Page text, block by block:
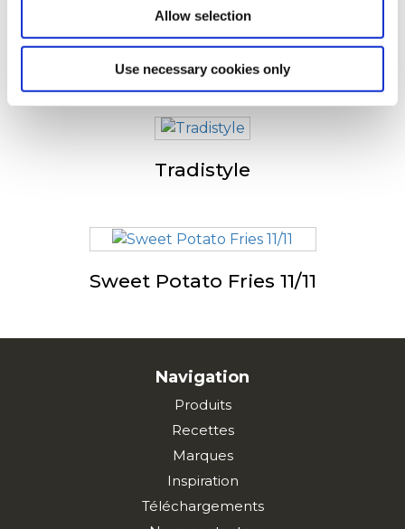
Allow selection
Use necessary cookies only
Wedgehouse
Tradistyle
Sweet Potato Fries 11/11
Navigation
Produits
Recettes
Marques
Inspiration
Téléchargements